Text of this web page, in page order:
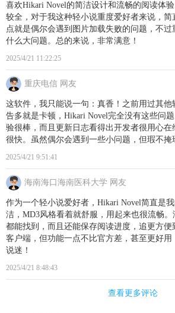
2025/4/21 11:22:25
喜欢Hikari Novel的简洁设计和流畅的阅读体
较全，对于我这种轻小说重度爱好者来说，
点就是偶尔会遇到图片加载失败的问题，不
什么大问题。总的来说，非常满意！
重庆电信 网友
2025/4/21 9:51:41
这软件，我只能说一句：真香！之前用过其
告多就是卡顿，Hikari Novel完全没有这些问
验很棒，而且更新日志看得出开发者很用心在
很快。虽然偶尔会遇到一些小问题，但瑕不掩
海南海口海南医科大学 网友
2025/4/21 8:48:43
作为一个轻小说爱好者，Hikari Novel简直是
洁，MD3风格看着就舒服，用起来也很流畅
都能找到，而且还能保存阅读进度，追更方
客户端，但功能一点不比官方差，甚至更好
说迷！
查看更多评论